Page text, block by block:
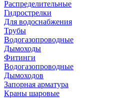
Распределительные
Гидрострелки
Для водоснабжения
Трубы
Водогазопроводные
Дымоходы
Фитинги
Водогазопроводные
Дымоходов
Запорная арматура
Краны шаровые